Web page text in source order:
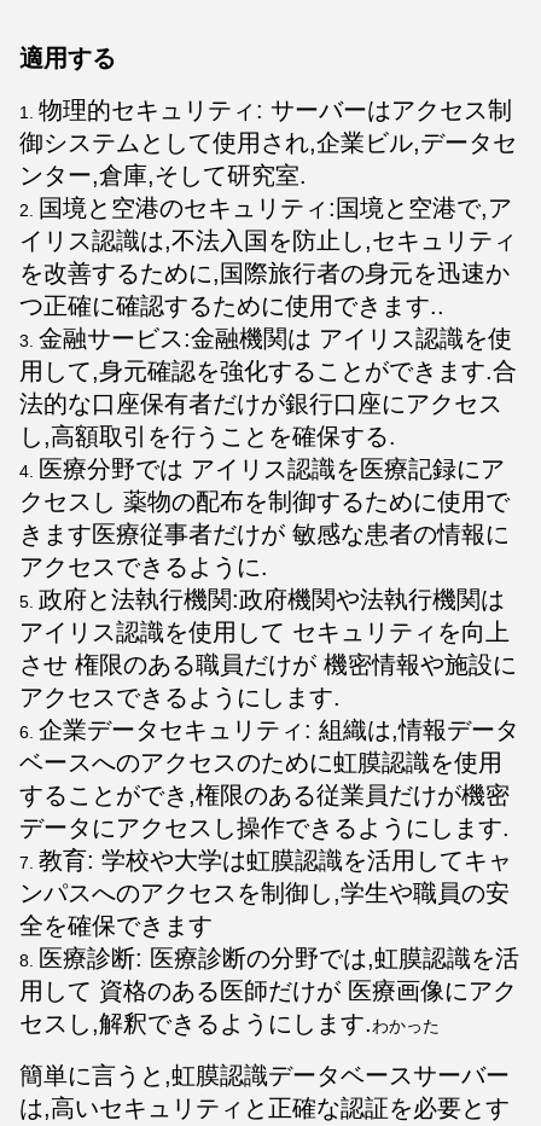
適用する
物理的セキュリティ: サーバーはアクセス制
御システムとして使用され,企業ビル,データセ
ンター,倉庫,そして研究室.
国境と空港のセキュリティ:国境と空港で,ア
イリス認識は,不法入国を防止し,セキュリティ
を改善するために,国際旅行者の身元を迅速か
つ正確に確認するために使用できます..
金融サービス:金融機関は アイリス認識を使
用して,身元確認を強化することができます.合
法的な口座保有者だけが銀行口座にアクセス
し,高額取引を行うことを確保する.
医療分野では アイリス認識を医療記録にア
クセスし 薬物の配布を制御するために使用で
きます医療従事者だけが 敏感な患者の情報に
アクセスできるように.
政府と法執行機関:政府機関や法執行機関は
アイリス認識を使用して セキュリティを向上
させ 権限のある職員だけが 機密情報や施設に
アクセスできるようにします.
企業データセキュリティ: 組織は,情報データ
ベースへのアクセスのために虹膜認識を使用
することができ,権限のある従業員だけが機密
データにアクセスし操作できるようにします.
教育: 学校や大学は虹膜認識を活用してキャ
ンパスへのアクセスを制御し,学生や職員の安
全を確保できます
医療診断: 医療診断の分野では,虹膜認識を活
用して 資格のある医師だけが 医療画像にアク
セスし,解釈できるようにします.わかった
簡単に言うと,虹膜認識データベースサーバー
は,高いセキュリティと正確な認証を必要とす